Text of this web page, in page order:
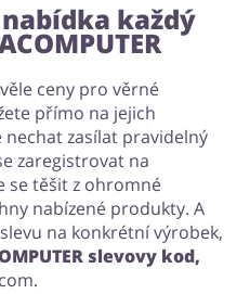
každý
ceny pro věrné
přímo na jejich
zasílat pravidelný
zaregistrovat na
se těšit z ohromné
nabízené produkty. A
na konkrétní výrobek,
slevovy kod,